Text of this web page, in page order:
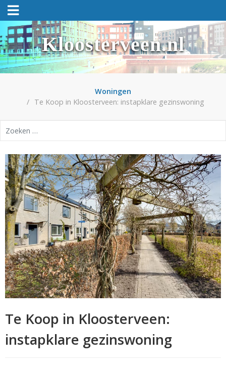
Kloosterveen.nl
Woningen
Te Koop in Kloosterveen: instapklare gezinswoning
Te Koop in Kloosterveen:
instapklare gezinswoning